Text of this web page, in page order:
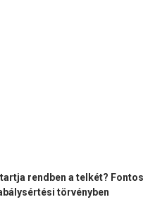
rendben a telkét? Fontos
törvényben